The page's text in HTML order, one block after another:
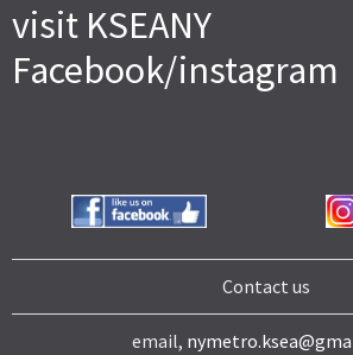
visit KSEANY
Facebook/instagram
Contact us
email,